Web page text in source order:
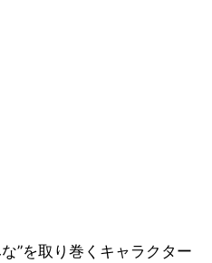
”を取り巻くキャラクター